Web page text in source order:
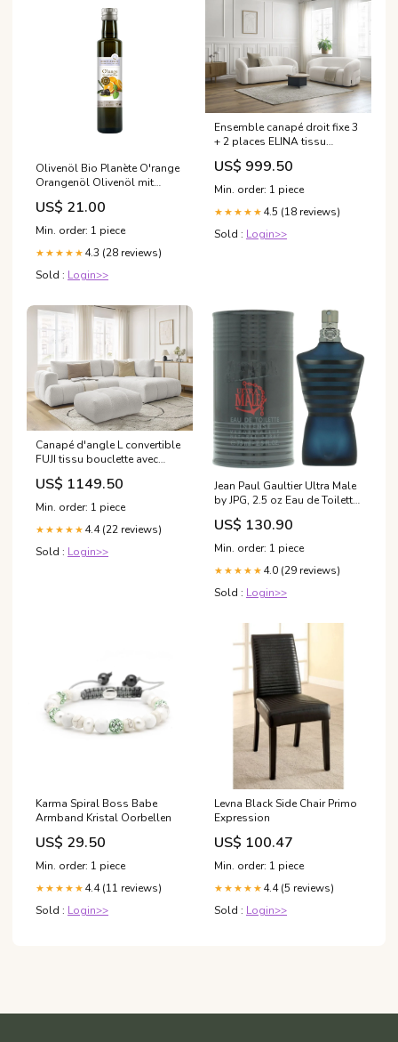
Olivenöl Bio Planète O'range
Orangenöl Olivenöl mit
Orange Regeneration
US$ 21.00
Min. order: 1 piece
★★★★★ 4.3 (28 reviews)
Sold : Login>>
Ensemble canapé droit fixe 3
+ 2 places ELINA tissu
bouclette literie
US$ 999.50
Min. order: 1 piece
★★★★★ 4.5 (18 reviews)
Sold : Login>>
Canapé d'angle L convertible
FUJI tissu bouclette avec
pouf Couleur:Blanc
US$ 1149.50
Min. order: 1 piece
★★★★★ 4.4 (22 reviews)
Sold : Login>>
Jean Paul Gaultier Ultra Male
by JPG, 2.5 oz Eau de Toilette
Intense Spray for Men Skin
Care>Treatments
US$ 130.90
Min. order: 1 piece
★★★★★ 4.0 (29 reviews)
Sold : Login>>
Karma Spiral Boss Babe
Armband Kristal Oorbellen
US$ 29.50
Min. order: 1 piece
★★★★★ 4.4 (11 reviews)
Sold : Login>>
Levna Black Side Chair Primo
Expression
US$ 100.47
Min. order: 1 piece
★★★★★ 4.4 (5 reviews)
Sold : Login>>